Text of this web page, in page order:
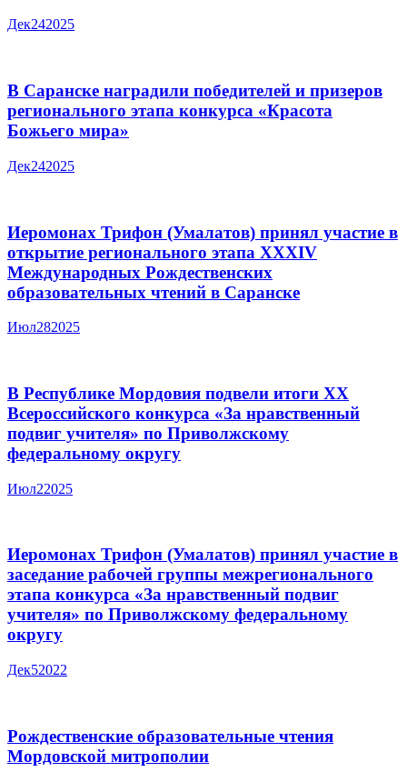
Дек242025
В Саранске наградили победителей и призеров
регионального этапа конкурса «Красота
Божьего мира»
Дек242025
Иеромонах Трифон (Умалатов) принял участие в
открытие регионального этапа XXXIV
Международных Рождественских
образовательных чтений в Саранске
Июл282025
В Республике Мордовия подвели итоги XX
Всероссийского конкурса «За нравственный
подвиг учителя» по Приволжскому
федеральному округу
Июл22025
Иеромонах Трифон (Умалатов) принял участие в
заседание рабочей группы межрегионального
этапа конкурса «За нравственный подвиг
учителя» по Приволжскому федеральному
округу
Дек52022
Рождественские образовательные чтения
Мордовской митрополии